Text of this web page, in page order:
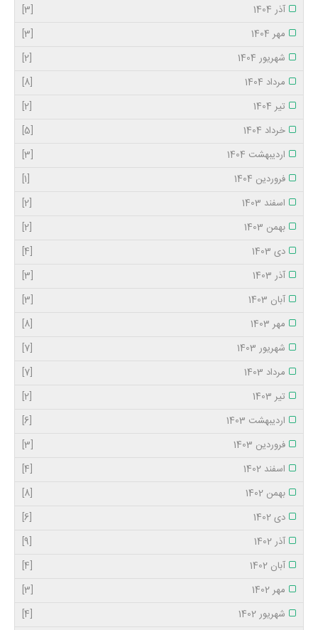
آذر 1404
[3]
مهر 1404
[3]
شهریور 1404
[2]
مرداد 1404
[8]
تیر 1404
[2]
خرداد 1404
[5]
اردیبهشت 1404
[3]
فروردین 1404
[1]
اسفند 1403
[2]
بهمن 1403
[2]
دی 1403
[4]
آذر 1403
[3]
آبان 1403
[3]
مهر 1403
[8]
شهریور 1403
[7]
مرداد 1403
[7]
تیر 1403
[2]
اردیبهشت 1403
[6]
فروردین 1403
[3]
اسفند 1402
[4]
بهمن 1402
[8]
دی 1402
[6]
آذر 1402
[9]
آبان 1402
[4]
مهر 1402
[3]
شهریور 1402
[4]